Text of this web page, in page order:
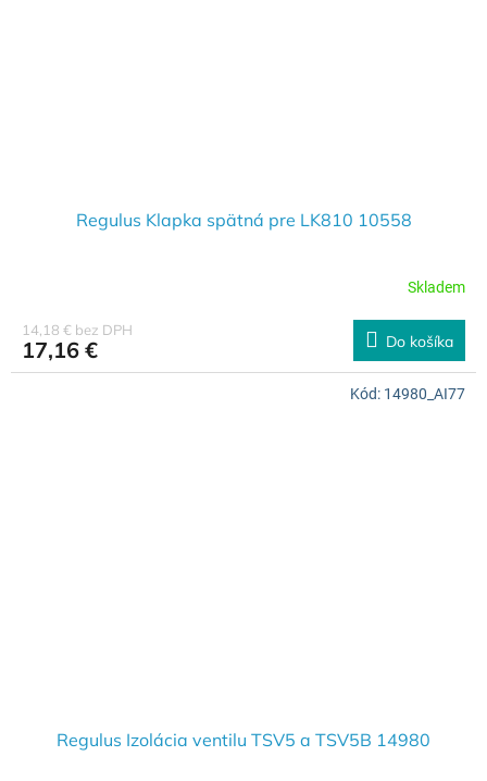
Regulus Klapka spätná pre LK810 10558
Skladem
14,18 € bez DPH
17,16 € Do košíka
Regulus Izolácia ventilu TSV5 a TSV5B 14980
Kód: 14980_AI77